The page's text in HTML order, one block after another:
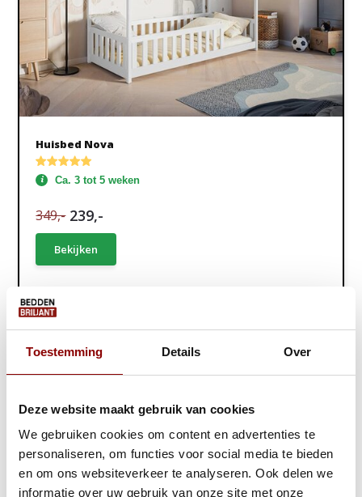
Toestemming Details Over
Deze website maakt gebruik van cookies
We gebruiken cookies om content en advertenties te
personaliseren, om functies voor social media te bieden
en om ons websiteverkeer te analyseren. Ook delen we
informatie over uw gebruik van onze site met onze
Huisbed Nova
Ca. 3 tot 5 weken
349,- 239,-
Bekijken